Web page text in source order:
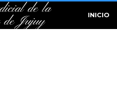
de la
de Jujuy
INICIO